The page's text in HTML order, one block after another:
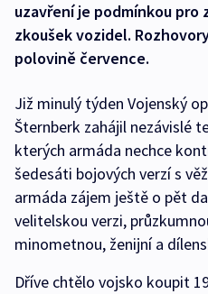
uzavření je podmínkou pro
zkoušek vozidel.
polovině července.
Již minulý týden Vojenský
Šternberk zahájil nezávislé
kterých armáda nechce
šedesáti bojových verzí s
armáda zájem ještě o pět
velitelskou verzi,
minometnou, ženijní a
Dříve chtělo vojsko koupit